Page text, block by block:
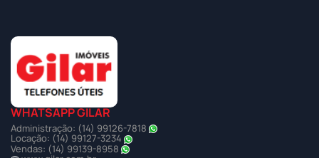
WHATSAPP GILAR
Administração: (14) 99126-7818
Locação: (14) 99127-3234
Vendas: (14) 99139-8958